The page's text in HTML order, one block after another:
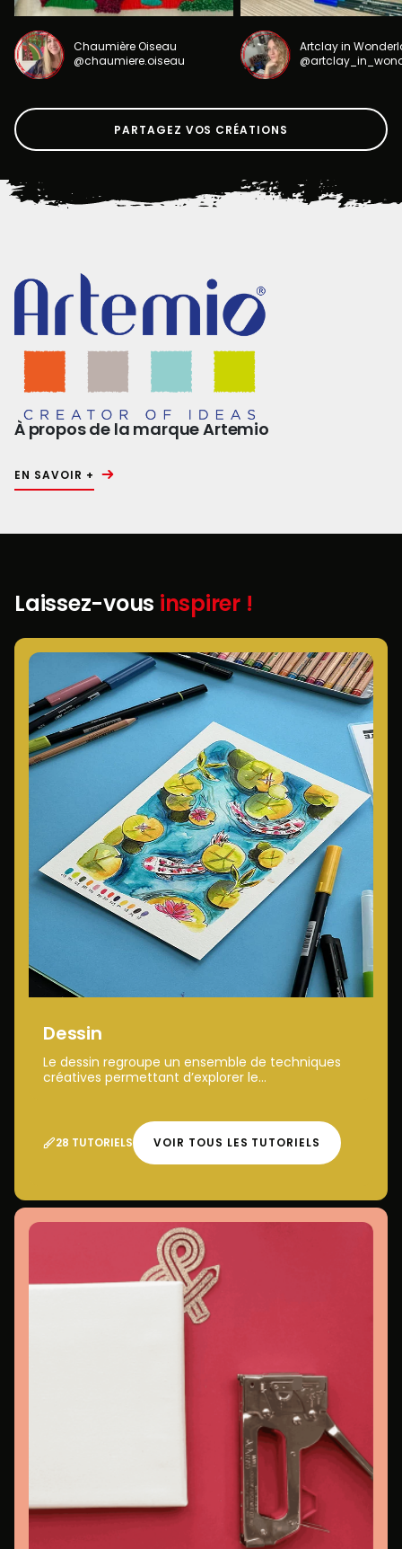
Chaumière Oiseau
@chaumiere.oiseau
Artclay in
PARTAGEZ VOS CRÉATIONS
À propos de la marque Artemio
EN SAVOIR +
Laissez-vous inspirer !
Dessin
Le dessin regroupe un ensemble de techniques
créatives permettant d’explorer le...
28 TUTORIELS VOIR TOUS LES TUTORIELS